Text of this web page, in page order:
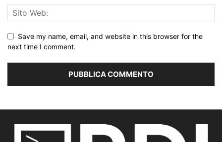
Save my name, email, and website in this browser for the
next time I comment.